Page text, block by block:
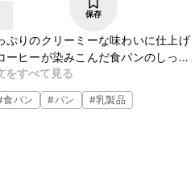
保存
ぷりのクリーミーな味わいに仕上げ
ヒーが染みこんだ食パンのしっと
るクリームが相性抜群です。ぜひ食
をすべて見る
食パン #パン #乳製品